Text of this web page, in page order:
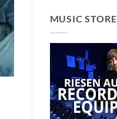
MUSIC STORE